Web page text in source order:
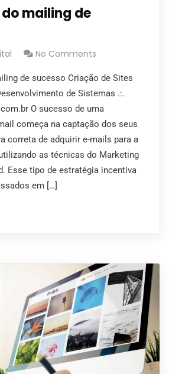
mailing de
No Comments
de sucesso Criação de Sites
de Sistemas .:.
O sucesso de uma
começa na captação dos seus
correta de adquirir e-mails para a
as técnicas do Marketing
Esse tipo de estratégia incentiva
em […]